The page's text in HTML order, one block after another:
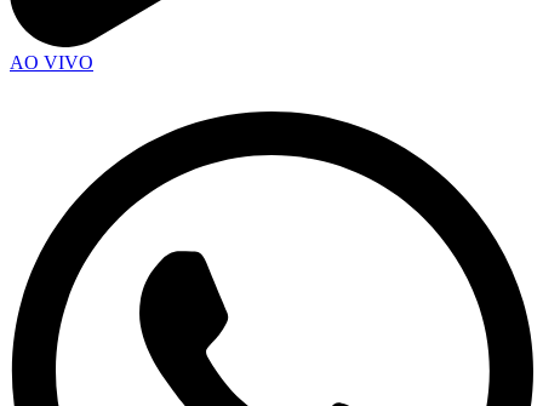
AO VIVO